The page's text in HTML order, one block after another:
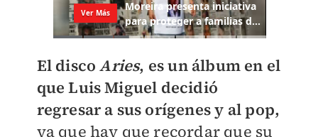
El disco Aries, es un álbum en el
que Luis Miguel decidió
regresar a sus orígenes y al pop,
ya que hay que recordar que su